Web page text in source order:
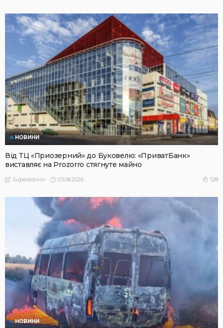
НОВИНИ
Від ТЦ «Приозерний» до Буковелю: «ПриватБанк»
виставляє на Prozorro стягнуте майно
Superadmin 03.08.2026 128
НОВИНИ